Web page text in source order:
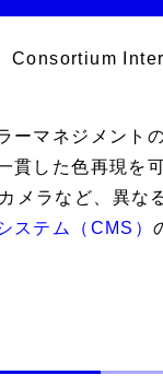
Consortium
ーマネジメント
貫した色再現を
メラなど、異な
ステム（CMS）